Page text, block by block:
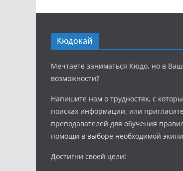
Кюдокай
Мечтаете заниматься Кюдо, но в
возможности?
Напишите нам о трудностях, с
поисках информации, или
преподавателей для обучения
помощи в выборе необходимой
Достигни своей цели!